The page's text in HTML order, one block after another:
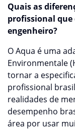
Quais as
profissional que
engenheiro?
O Aqua é uma
Environmentale
tornar a
profissional
realidades de
desempenho
área por usar